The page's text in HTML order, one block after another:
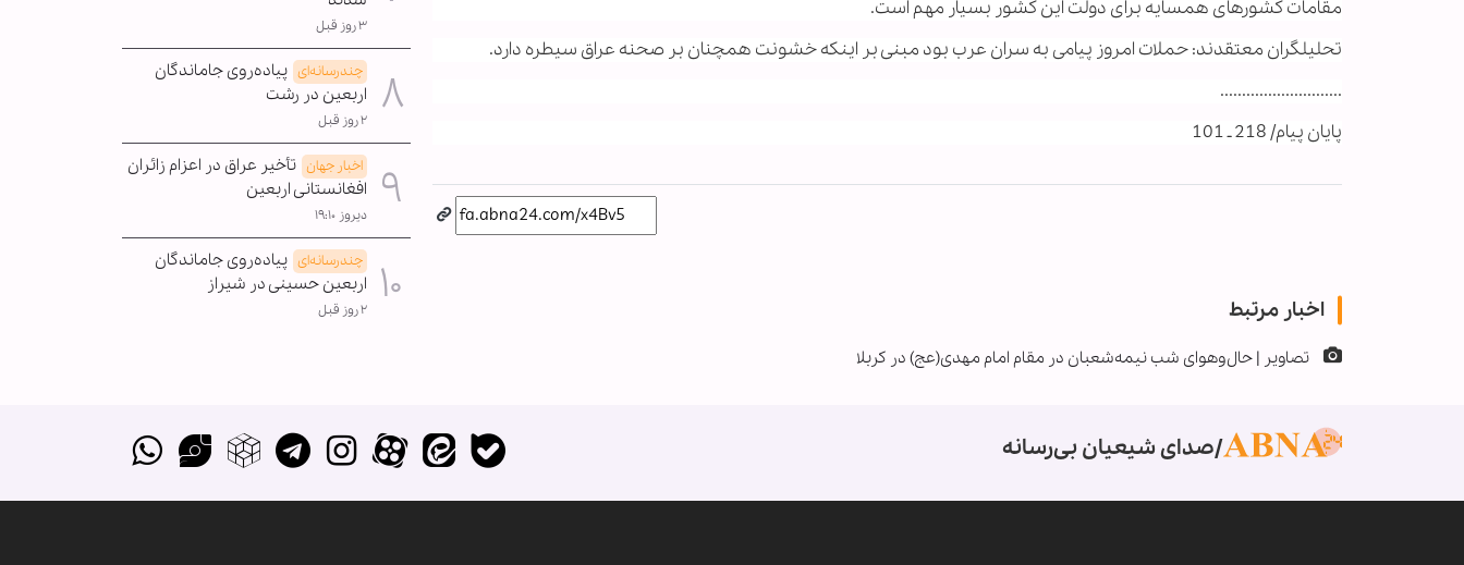
مقامات کشورهای همسایه برای دولت این کشور بسیار مهم است.
تحلیلگران معتقدند: حملات امروز پیامی به سران عرب بود مبنی بر اینکه خشونت همچنان بر صحنه عراق سیطره دارد.
............................
پایان پیام/ 218 ـ 101
اخبار مرتبط
تصاویر | حال‌وهوای شب نیمه‌شعبان در مقام امام مهدی(عج) در کربلا
۳ روز قبل
چندرسانه‌ای پیاده‌روی جاماندگان
اربعین در رشت
۲ روز قبل
اخبار جهان تأخیر عراق در اعزام زائران
افغانستانی اربعین
دیروز ۱۹:۱۰
چندرسانه‌ای پیاده‌روی جاماندگان
اربعین حسینی در شیراز
۲ روز قبل
صدای شیعیان بی‌رسانه